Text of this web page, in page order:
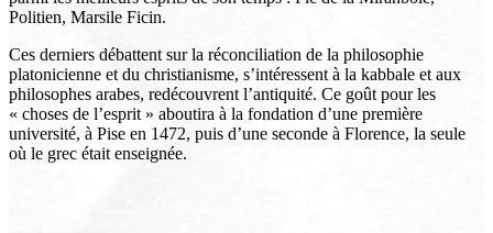
Politien, Marsile Ficin.
Ces derniers débattent sur la réconciliation de la philosophie
platonicienne et du christianisme, s’intéressent à la kabbale et aux
philosophes arabes, redécouvrent l’antiquité. Ce goût pour les
« choses de l’esprit » aboutira à la fondation d’une première
université, à Pise en 1472, puis d’une seconde à Florence, la seule
où le grec était enseignée.